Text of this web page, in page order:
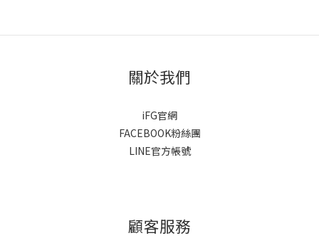
關於我們
iFG官網
FACEBOOK粉絲團
LINE官方帳號
顧客服務